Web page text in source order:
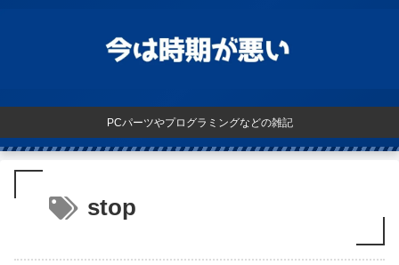
PCパーツやプログラミングなどの雑記
stop